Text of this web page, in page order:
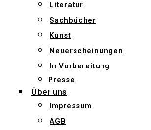
Literatur
Sachbücher
Kunst
Neuerscheinungen
In Vorbereitung
Presse
Über uns
Impressum
AGB